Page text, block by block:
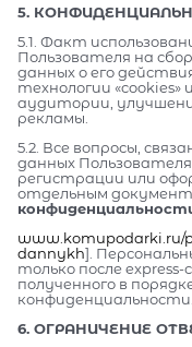
5.
5.1. Факт
Пользователя на
данных о его
технологии «cookies»
аудитории,
рекламы.
5.2. Все вопросы,
данных
регистрации или
отдельным
www.komupodarki.ru/
dannykh].
только после express-
полученного в
конфиденциальности.
6. ОГРАНИЧЕНИЕ